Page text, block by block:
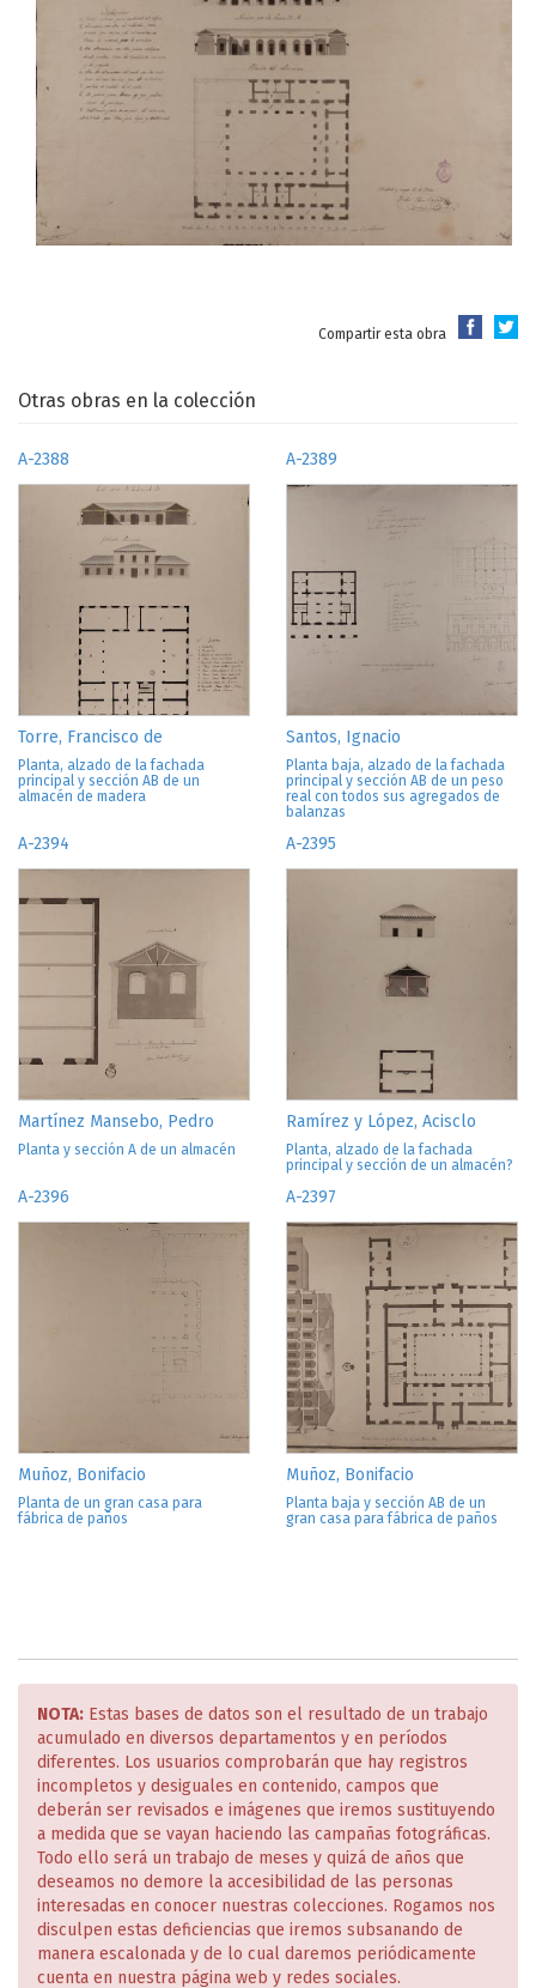
Compartir esta obra
Otras obras en la colección
A-2388
Torre, Francisco de
Planta, alzado de la fachada
principal y sección AB de un
almacén de madera
A-2389
Santos, Ignacio
Planta baja, alzado de la fachada
principal y sección AB de un peso
real con todos sus agregados de
balanzas
A-2394
Martínez Mansebo, Pedro
Planta y sección A de un almacén
A-2395
Ramírez y López, Acisclo
Planta, alzado de la fachada
principal y sección de un almacén?
A-2396
Muñoz, Bonifacio
Planta de un gran casa para
fábrica de paños
A-2397
Muñoz, Bonifacio
Planta baja y sección AB de un
gran casa para fábrica de paños
NOTA: Estas bases de datos son el resultado de un trabajo
acumulado en diversos departamentos y en períodos
diferentes. Los usuarios comprobarán que hay registros
incompletos y desiguales en contenido, campos que
deberán ser revisados e imágenes que iremos sustituyendo
a medida que se vayan haciendo las campañas fotográficas.
Todo ello será un trabajo de meses y quizá de años que
deseamos no demore la accesibilidad de las personas
interesadas en conocer nuestras colecciones. Rogamos nos
disculpen estas deficiencias que iremos subsanando de
manera escalonada y de lo cual daremos periódicamente
cuenta en nuestra página web y redes sociales.